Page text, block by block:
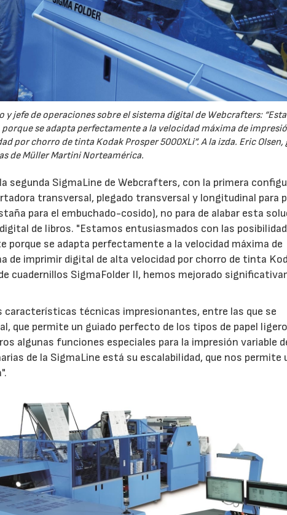
y jefe de operaciones sobre el sistema digital de Webcrafters:
se adapta perfectamente a la velocidad máxima de
por chorro de tinta Kodak Prosper 5000XLi”. A la izda. Eric Olsen,
de Müller Martini Norteamérica.
segunda SigmaLine de Webcrafters, con la primera
transversal, plegado transversal y longitudinal para
para el embuchado-cosido), no para de alabar esta
de libros. "Estamos entusiasmados con las
porque se adapta perfectamente a la velocidad máxima de
de imprimir digital de alta velocidad por chorro de tinta
cuadernillos SigmaFolder II, hemos mejorado
características técnicas impresionantes, entre las que se
que permite un guiado perfecto de los tipos de papel
algunas funciones especiales para la impresión variable
de la SigmaLine está su escalabilidad, que nos permite